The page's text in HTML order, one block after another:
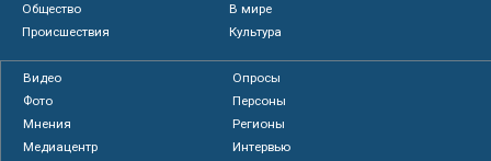
Общество
В мире
Происшествия
Культура
Видео
Опросы
Фото
Персоны
Мнения
Регионы
Медиацентр
Интервью